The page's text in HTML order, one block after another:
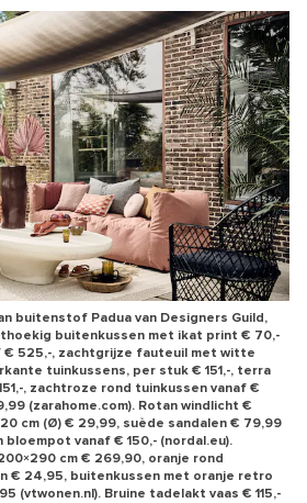
buitenstof Padua van Designers Guild,
buitenkussen met ikat print € 70,-
€ 525,-, zachtgrijze fauteuil met witte
tuinkussens, per stuk € 151,-, terra
, zachtroze rond tuinkussen vanaf €
(zarahome.com). Rotan windlicht €
cm (Ø) € 29,99, suède sandalen € 79,99
bloempot vanaf € 150,- (nordal.eu).
cm € 269,90, oranje rond
€ 24,95, buitenkussen met oranje retro
(vtwonen.nl). Bruine tadelakt vaas € 115,-